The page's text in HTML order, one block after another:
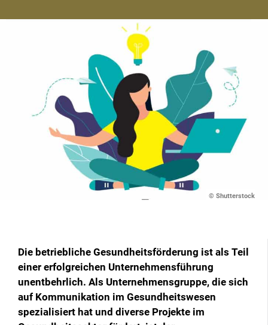
© Shutterstock
Die betriebliche Gesundheitsförderung ist als Teil
einer erfolgreichen Unternehmensführung
unentbehrlich. Als Unternehmensgruppe, die sich
auf Kommunikation im Gesundheitswesen
spezialisiert hat und diverse Projekte im